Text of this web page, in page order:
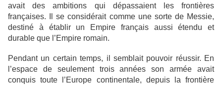
avait des ambitions qui dépassaient les frontières
françaises. Il se considérait comme une sorte de Messie,
destiné à établir un Empire français aussi étendu et
durable que l’Empire romain.
Pendant un certain temps, il semblait pouvoir réussir. En
l’espace de seulement trois années son armée avait
conquis toute l’Europe continentale, depuis la frontière